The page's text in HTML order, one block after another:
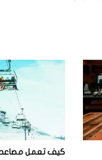
كيف تعمل مصاعد